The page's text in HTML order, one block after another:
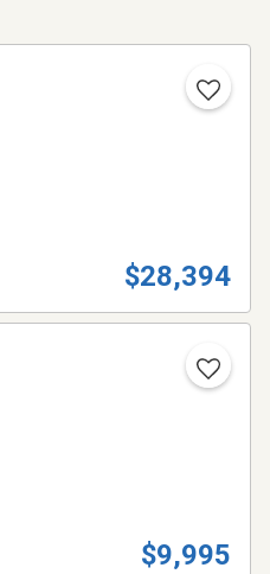
$28,394
$9,995